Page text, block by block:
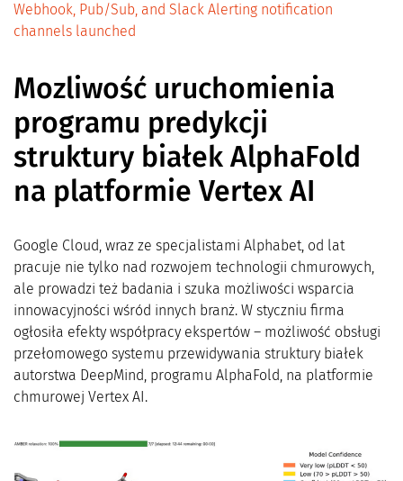
Webhook, Pub/Sub, and Slack Alerting notification
channels launched
Mozliwość uruchomienia
programu predykcji
struktury białek AlphaFold
na platformie Vertex AI
Google Cloud, wraz ze specjalistami Alphabet, od lat
pracuje nie tylko nad rozwojem technologii chmurowych,
ale prowadzi też badania i szuka możliwości wsparcia
innowacyjności wśród innych branż. W styczniu firma
ogłosiła efekty współpracy ekspertów – możliwość obsługi
przełomowego systemu przewidywania struktury białek
autorstwa DeepMind, programu AlphaFold, na platformie
chmurowej Vertex AI.